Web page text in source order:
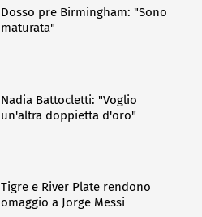
Dosso pre Birmingham: "Sono
maturata"
Nadia Battocletti: "Voglio
un'altra doppietta d'oro"
Tigre e River Plate rendono
omaggio a Jorge Messi